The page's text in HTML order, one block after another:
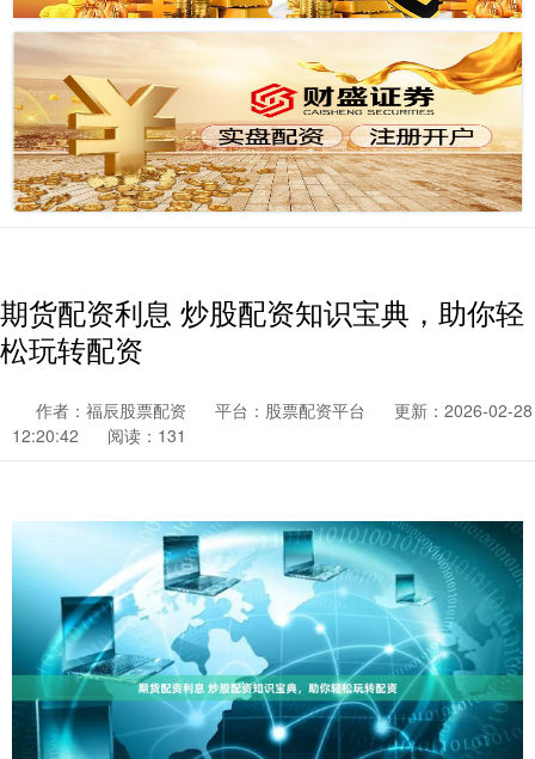
期货配资利息 炒股配资知识宝典，助你轻
松玩转配资
作者：福辰股票配资 平台：股票配资平台
更新：2026-02-28
12:20:42
阅读：131